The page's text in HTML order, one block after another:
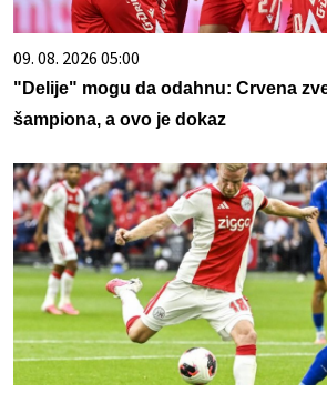
09. 08. 2026 05:00
"Delije" mogu da odahnu: Crvena
šampiona, a ovo je dokaz